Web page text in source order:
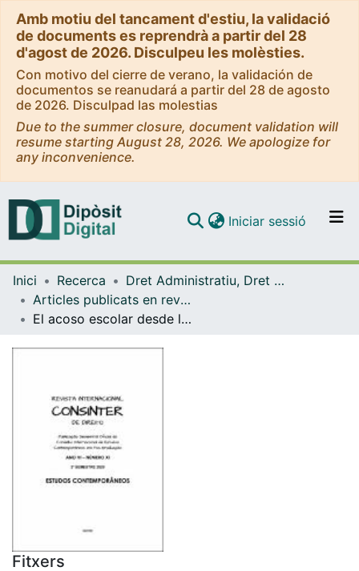
Amb motiu del tancament d'estiu, la validació
de documents es reprendrà a partir del 28
d'agost de 2026. Disculpeu les molèsties.
Con motivo del cierre de verano, la validación de
documentos se reanudará a partir del 28 de agosto
de 2026. Disculpad las molestias
Due to the summer closure, document validation will
resume starting August 28, 2026. We apologize for
any inconvenience.
Navega per tot el DD
Com publicar
Iniciar sessió (current)
Inici Recerca
Dret Administratiu, Dret Processal i Dret Financer i Tributari
Articles publicats en revistes (Dret Administratiu, Dret Processal i Dret Financer i Tributari)
El acoso escolar desde la perspectiva procesal
Fitxers